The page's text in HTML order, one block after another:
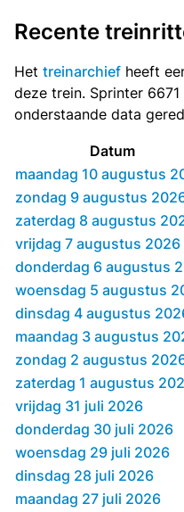
Recente
Het treinarchief heeft
deze trein. Sprinter
onderstaande data
Datum
maandag 10 augustus
zondag 9 augustus
zaterdag 8 augustus
vrijdag 7 augustus 2026
donderdag 6 augustus
woensdag 5 augustus
dinsdag 4 augustus
maandag 3 augustus
zondag 2 augustus
zaterdag 1 augustus
vrijdag 31 juli 2026
donderdag 30 juli 2026
woensdag 29 juli 2026
dinsdag 28 juli 2026
maandag 27 juli 2026